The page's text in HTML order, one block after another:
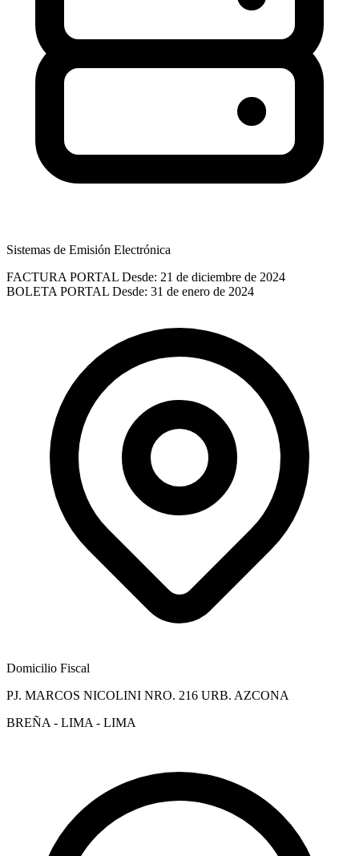
Sistemas de Emisión Electrónica
FACTURA PORTAL Desde: 21 de diciembre de 2024
BOLETA PORTAL Desde: 31 de enero de 2024
Domicilio Fiscal
PJ. MARCOS NICOLINI NRO. 216 URB. AZCONA
BREÑA - LIMA - LIMA